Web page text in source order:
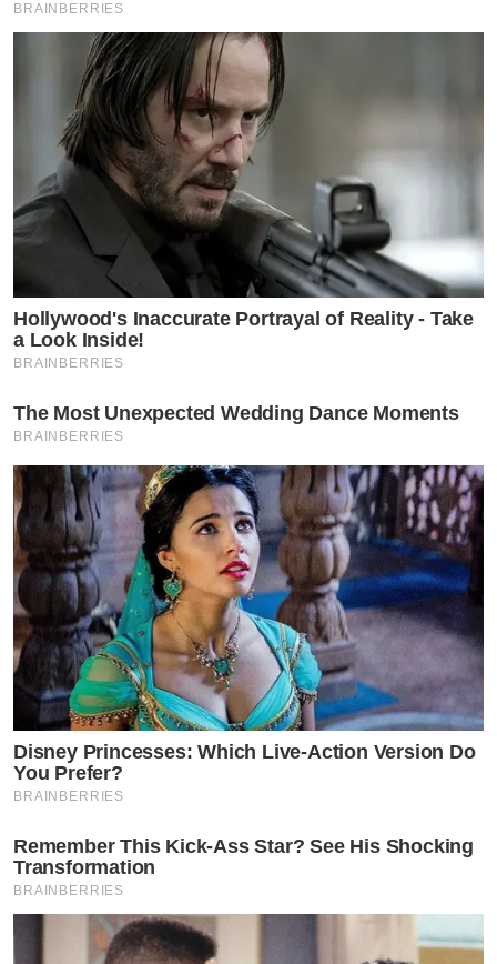
BRAINBERRIES
Hollywood's Inaccurate Portrayal of Reality - Take
a Look Inside!
BRAINBERRIES
The Most Unexpected Wedding Dance Moments
BRAINBERRIES
Disney Princesses: Which Live-Action Version Do
You Prefer?
BRAINBERRIES
Remember This Kick-Ass Star? See His Shocking
Transformation
BRAINBERRIES